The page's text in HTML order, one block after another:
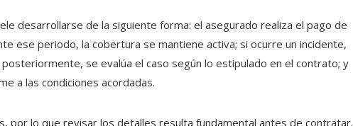
desarrollarse de la siguiente forma: el asegurado realiza el pago de
ese periodo, la cobertura se mantiene activa; si ocurre un incidente,
se evalúa el caso según lo estipulado en el contrato; y
a las condiciones acordadas.
por lo que revisar los detalles resulta fundamental antes de contratar.